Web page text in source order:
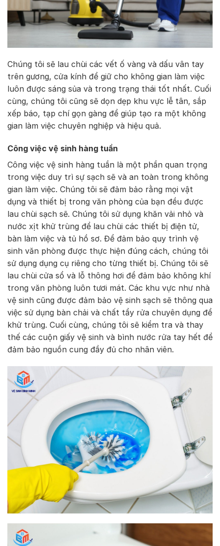
Chúng tôi sẽ lau chùi các vết ố vàng và dấu vân tay
trên gương, cửa kính để giữ cho không gian làm việc
luôn được sáng sủa và trong trạng thái tốt nhất. Cuối
cùng, chúng tôi cũng sẽ dọn dẹp khu vực lễ tân, sắp
xếp báo, tạp chí gọn gàng để giúp tạo ra một không
gian làm việc chuyên nghiệp và hiệu quả.
Công việc vệ sinh hàng tuần
Công việc vệ sinh hàng tuần là một phần quan trọng
trong việc duy trì sự sạch sẽ và an toàn trong không
gian làm việc. Chúng tôi sẽ đảm bảo rằng mọi vật
dụng và thiết bị trong văn phòng của bạn đều được
lau chùi sạch sẽ. Chúng tôi sử dụng khăn vải nhỏ và
nước xịt khử trùng để lau chùi các thiết bị điện tử,
bàn làm việc và tủ hồ sơ. Để đảm bảo quy trình vệ
sinh văn phòng được thực hiện đúng cách, chúng tôi
sử dụng dụng cụ riêng cho từng thiết bị. Chúng tôi sẽ
lau chùi cửa sổ và lỗ thông hơi để đảm bảo không khí
trong văn phòng luôn tươi mát. Các khu vực như nhà
vệ sinh cũng được đảm bảo vệ sinh sạch sẽ thông qua
việc sử dụng bàn chải và chất tẩy rửa chuyên dụng để
khử trùng. Cuối cùng, chúng tôi sẽ kiểm tra và thay
thế các cuộn giấy vệ sinh và bình nước rửa tay hết để
đảm bảo nguồn cung đầy đủ cho nhân viên.